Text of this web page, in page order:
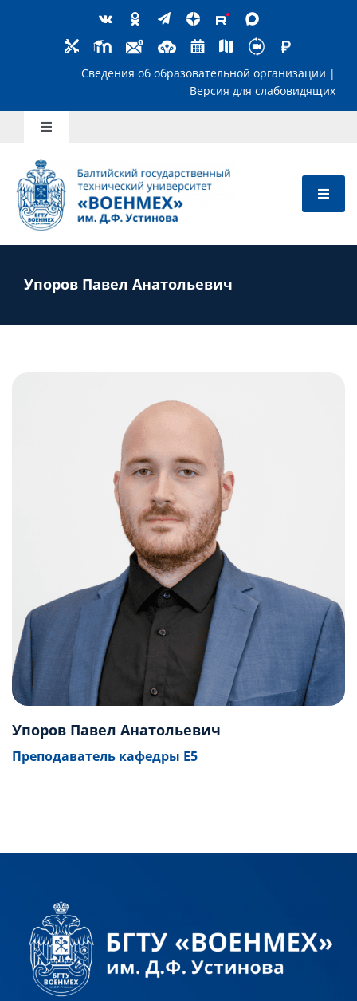
Сведения об образовательной
Toggle
Школьникам
Абитуриентам
Преподавателям
Упоров Павел Анатольевич
Упоров Павел Анатольевич
Преподаватель кафедры Е5